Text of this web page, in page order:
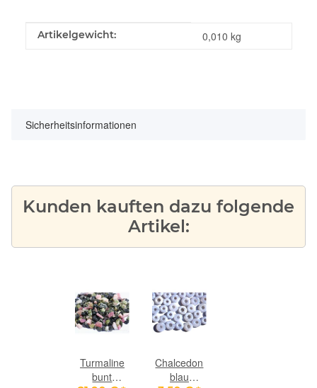
Produkteigenschaft
Wert
Artikelgewicht: 0,010 kg
Sicherheitsinformationen
Kunden kauften dazu folgende
Artikel:
Turmaline
bunt
Chalcedon
blau